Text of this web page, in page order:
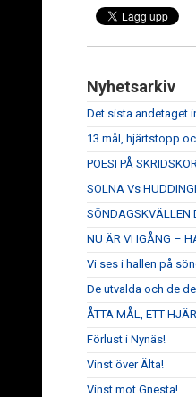
Nyhetsarkiv
Det sista andetaget
13 mål, hjärtstopp
POESI PÅ
SOLNA Vs
SÖNDAGSKVÄLLEN
NU ÄR VI IGÅNG –
Vi ses i hallen på
De utvalda och de
ÅTTA MÅL, ETT
Förlust i Nynäs!
Vinst över Älta!
Vinst mot Gnesta!